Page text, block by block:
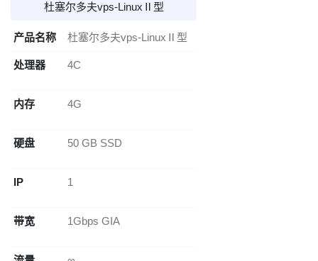
杜塞尔多夫vps-LinuxⅡ型
产品名称 杜塞尔多夫vps-LinuxⅡ型
处理器 4C
内存 4G
硬盘 50 GB SSD
IP 1
带宽 1Gbps GIA